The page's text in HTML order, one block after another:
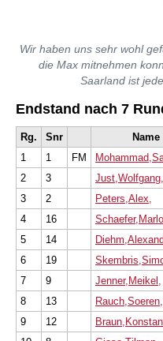
Wir haben uns sehr wohl
die Max mitnehmen
Saarland ist
Endstand nach 7
Rg. Snr Name
1
1 FM
2
3 Just,Wolfgang,
3
2 Peters,Alex,
4
16
5
14
6
19
7
9 Jenner,Meikel,
8
13 Rauch,Soeren,
9
12